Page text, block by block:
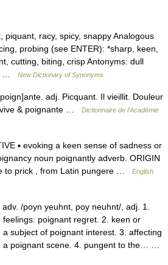
racy, spicy, snappy Analogous
probing (see ENTER): *sharp, keen,
cutting, biting, crisp Antonyms: dull
…
New Dictionary of Synonyms
adj. Picquant. Il vieillit. Douleur
& poignante …
Dictionnaire de l'Académie
▪ evoking a keen sense of sadness or
noun poignantly adverb. ORIGIN
to prick , from Latin pungere …
English
/poyn yeuhnt, poy neuhnt/, adj. 1.
feelings: poignant regret. 2. keen or
subject of poignant interest. 3. affecting
a poignant scene. 4. pungent to the… …